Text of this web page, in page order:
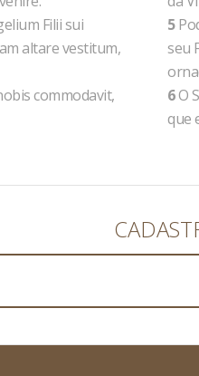
Filii sui
altare vestitum,
commodavit,
5
seu
6O
que